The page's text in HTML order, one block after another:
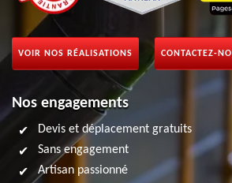
VOIR NOS RÉALISATIONS CONTACTEZ-
Nos engagements
Devis et déplacement gratuits
Sans engagement
Artisan passionné